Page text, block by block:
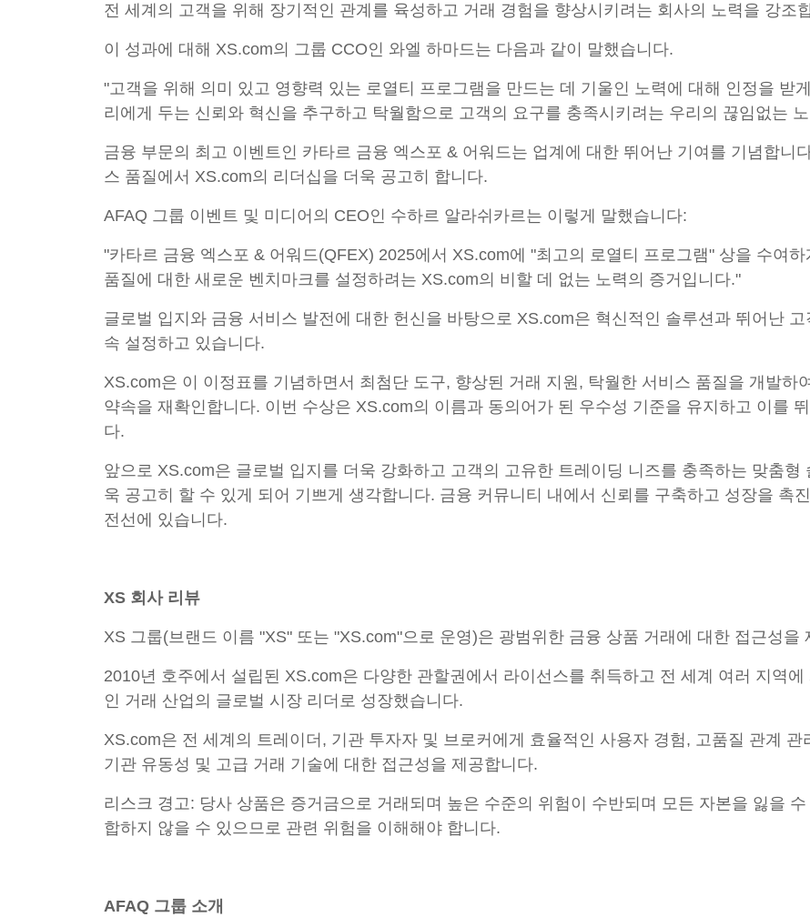
전 세계의 고객을 위해 장기적인 관계를 육성하고 거래 경험을 향상시키려는 회사의 노력을 강조
이 성과에 대해 XS.com의 그룹 CCO인 와엘 하마드는 다음과 같이 말했습니다.
"고객을 위해 의미 있고 영향력 있는 로열티 프로그램을 만드는 데 기울인 노력에 대해 인정을 받
리에게 두는 신뢰와 혁신을 추구하고 탁월함으로 고객의 요구를 충족시키려는 우리의 끊임없는
금융 부문의 최고 ​​이벤트인 카타르 금융 엑스포 & 어워드는 업계에 대한 뛰어난 기여를 기념합니
스 품질에서 XS.com의 리더십을 더욱 공고히 합니다.
AFAQ 그룹 이벤트 및 미디어의 CEO인 수하르 알라쉬카르는 이렇게 말했습니다:
"카타르 금융 엑스포 & 어워드(QFEX) 2025에서 XS.com에 "최고의 로열티 프로그램" 상을 수여
품질에 대한 새로운 벤치마크를 설정하려는 XS.com의 비할 데 없는 노력의 증거입니다."
글로벌 입지와 금융 서비스 발전에 대한 헌신을 바탕으로 XS.com은 혁신적인 솔루션과 뛰어난
속 설정하고 있습니다.
XS.com은 이 이정표를 기념하면서 최첨단 도구, 향상된 거래 지원, 탁월한 서비스 품질을 개발하
약속을 재확인합니다. 이번 수상은 XS.com의 이름과 동의어가 된 우수성 기준을 유지하고 이를
다.
앞으로 XS.com은 글로벌 입지를 더욱 강화하고 고객의 고유한 트레이딩 니즈를 충족하는 맞춤형
욱 공고히 할 수 있게 되어 기쁘게 생각합니다. 금융 커뮤니티 내에서 신뢰를 구축하고 성장을 촉
전선에 있습니다.
XS 회사 리뷰
XS 그룹(브랜드 이름 "XS" 또는 "XS.com"으로 운영)은 광범위한 금융 상품 거래에 대한 접근성
2010년 호주에서 설립된 XS.com은 다양한 관할권에서 라이선스를 취득하고 전 세계 여러 지역
인 거래 산업의 글로벌 시장 리더로 성장했습니다.
XS.com은 전 세계의 트레이더, 기관 투자자 및 브로커에게 효율적인 사용자 경험, 고품질 관계
기관 유동성 및 고급 거래 기술에 대한 접근성을 제공합니다.
리스크 경고: 당사 상품은 증거금으로 거래되며 높은 수준의 위험이 수반되며 모든 자본을 잃을
합하지 않을 수 있으므로 관련 위험을 이해해야 합니다.
AFAQ 그룹 소개